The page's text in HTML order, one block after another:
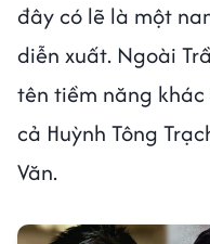
đây có lẽ là một
diễn xuất. Ngoài
tên tiềm năng
cả Huỳnh Tông
Văn.